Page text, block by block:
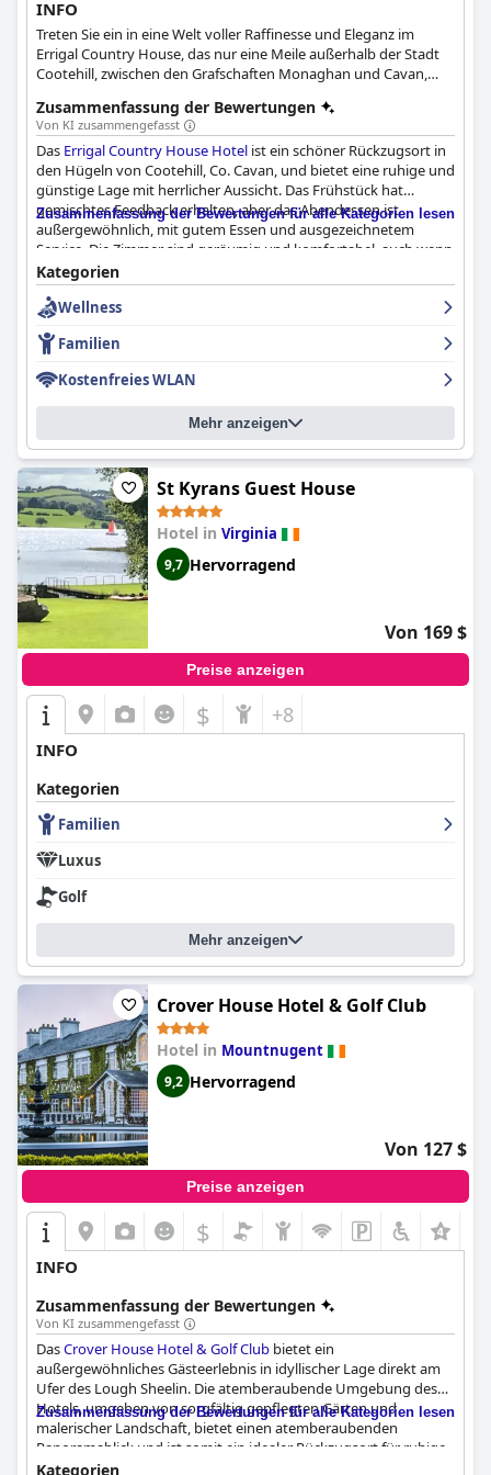
INFO
Treten Sie ein in eine Welt voller Raffinesse und Eleganz im
Errigal Country House, das nur eine Meile außerhalb der Stadt
Cootehill, zwischen den Grafschaften Monaghan und Cavan,
Zusammenfassung der Bewertungen
Von KI zusammengefasst
Das Errigal Country House Hotel ist ein schöner Rückzugsort in
den Hügeln von Cootehill, Co. Cavan, und bietet eine ruhige und
günstige Lage mit herrlicher Aussicht. Das Frühstück hat
gemischtes Feedback erhalten, aber das Abendessen ist
außergewöhnlich, mit gutem Essen und ausgezeichnetem
Service. Die Zimmer sind geräumig und komfortabel, auch wenn
einige eine veraltete Einrichtung oder eine unschöne Aussicht
haben. Die Sauberkeit des Hotels ist im Allgemeinen gut, aber
einige Gäste hatten Probleme damit. Das Personal ist
außergewöhnlich, freundlich und zuvorkommend und macht
jeden Aufenthalt zu einem angenehmen und unvergesslichen
Erlebnis. Die Betten sind ein Highlight des Aufenthalts, viele
Gäste loben ihren Komfort. Einige Gäste waren der Meinung,
dass das Hotel überteuert ist, aber insgesamt ist dasErrigal
ein schöner Ort für einen Aufenthalt mit
großartigen Einrichtungen und freundlichem Personal.
Zusammenfassung der Bewertungen für alle Kategorien lesen
Kategorien
Wellness
Familien
Kostenfreies WLAN
Mehr anzeigen
St Kyrans Guest House
Hotel in Virginia
9,7 Hervorragend
Von 169 $
Preise anzeigen
$ +8
INFO
Kategorien
Familien
Luxus
Golf
Mehr anzeigen
Crover House Hotel & Golf Club
Hotel in Mountnugent
9,2 Hervorragend
Von 127 $
Preise anzeigen
$
INFO
Zusammenfassung der Bewertungen
Von KI zusammengefasst
DasCrover House Hotel & Golf Club bietet ein
außergewöhnliches Gästeerlebnis in idyllischer Lage direkt am
Ufer des Lough Sheelin. Die atemberaubende Umgebung des
Hotels, umgeben von sorgfältig gepflegten Gärten und
malerischer Landschaft, bietet einen atemberaubenden
Panoramablick und ist somit ein idealer Rückzugsort für ruhige
Urlaube, Hochzeiten und Besichtigungen. Die ruhige
Zusammenfassung der Bewertungen für alle Kategorien lesen
Kategorien